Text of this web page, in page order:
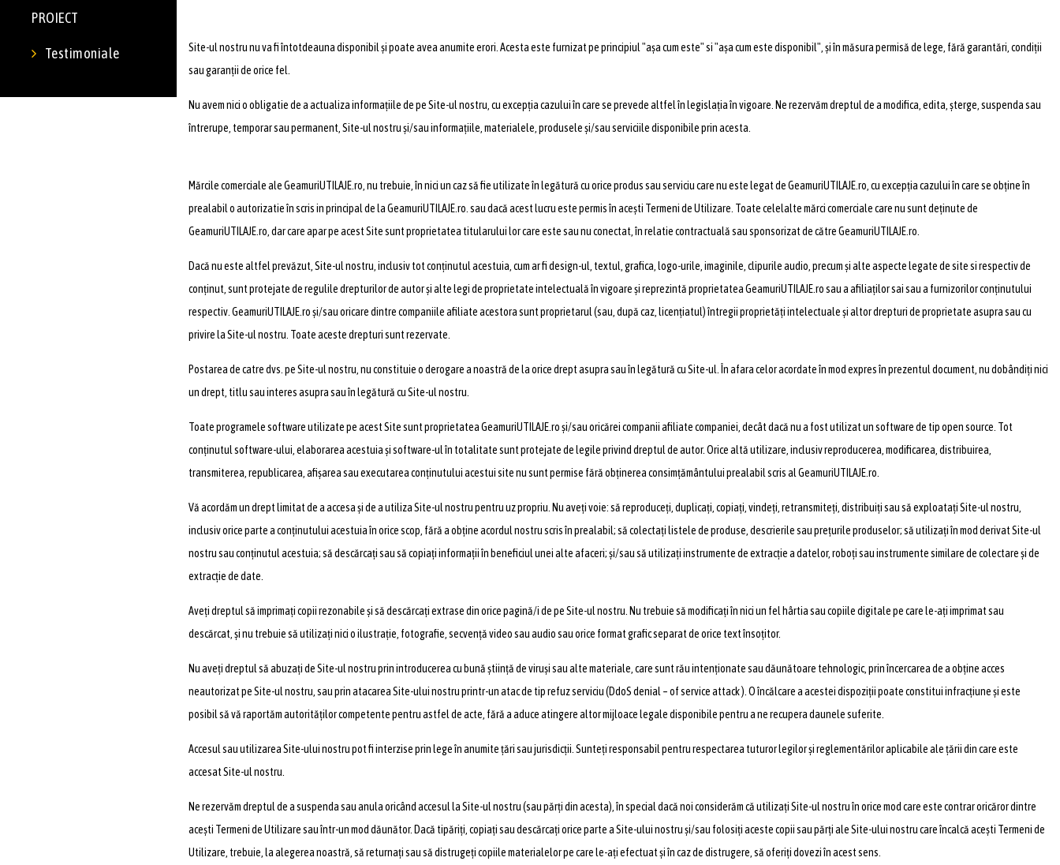
PROIECT
Testimoniale
Site-ul nostru nu va fi întotdeauna disponibil și poate avea anumite erori. Acesta este furnizat pe principiul "așa cum este" si "așa cum este disponibil", și în măsura permisă de lege, fără garantări, condiții
sau garanții de orice fel.
Nu avem nici o obligatie de a actualiza informațiile de pe Site-ul nostru, cu excepția cazului în care se prevede altfel în legislația în vigoare. Ne rezervăm dreptul de a modifica, edita, șterge, suspenda sau
întrerupe, temporar sau permanent, Site-ul nostru și/sau informațiile, materialele, produsele și/sau serviciile disponibile prin acesta.
Mărcile comerciale ale GeamuriUTILAJE.ro, nu trebuie, în nici un caz să fie utilizate în legătură cu orice produs sau serviciu care nu este legat de GeamuriUTILAJE.ro, cu excepția cazului în care se obține în
prealabil o autorizatie în scris in principal de la GeamuriUTILAJE.ro. sau dacă acest lucru este permis în acești Termeni de Utilizare. Toate celelalte mărci comerciale care nu sunt deținute de
GeamuriUTILAJE.ro, dar care apar pe acest Site sunt proprietatea titularului lor care este sau nu conectat, în relatie contractuală sau sponsorizat de către GeamuriUTILAJE.ro.
Dacă nu este altfel prevăzut, Site-ul nostru, inclusiv tot conținutul acestuia, cum ar fi design-ul, textul, grafica, logo-urile, imaginile, clipurile audio, precum și alte aspecte legate de site si respectiv de
conținut, sunt protejate de regulile drepturilor de autor și alte legi de proprietate intelectuală în vigoare și reprezintă proprietatea GeamuriUTILAJE.ro sau a afiliaților sai sau a furnizorilor conținutului
respectiv. GeamuriUTILAJE.ro și/sau oricare dintre companiile afiliate acestora sunt proprietarul (sau, după caz, licențiatul) întregii proprietăți intelectuale și altor drepturi de proprietate asupra sau cu
privire la Site-ul nostru. Toate aceste drepturi sunt rezervate.
Postarea de catre dvs. pe Site-ul nostru, nu constituie o derogare a noastră de la orice drept asupra sau în legătură cu Site-ul. În afara celor acordate în mod expres în prezentul document, nu dobândiți nici
un drept, titlu sau interes asupra sau în legătură cu Site-ul nostru.
Toate programele software utilizate pe acest Site sunt proprietatea GeamuriUTILAJE.ro și/sau oricărei companii afiliate companiei, decât dacă nu a fost utilizat un software de tip open source. Tot
conținutul software-ului, elaborarea acestuia și software-ul în totalitate sunt protejate de legile privind dreptul de autor. Orice altă utilizare, inclusiv reproducerea, modificarea, distribuirea,
transmiterea, republicarea, afișarea sau executarea conținutului acestui site nu sunt permise fără obținerea consimțământului prealabil scris al GeamuriUTILAJE.ro.
Vă acordăm un drept limitat de a accesa și de a utiliza Site-ul nostru pentru uz propriu. Nu aveți voie: să reproduceți, duplicați, copiați, vindeți, retransmiteți, distribuiți sau să exploatați Site-ul nostru,
inclusiv orice parte a conținutului acestuia în orice scop, fără a obține acordul nostru scris în prealabil; să colectați listele de produse, descrierile sau prețurile produselor; să utilizați în mod derivat Site-ul
nostru sau conținutul acestuia; să descărcați sau să copiați informații în beneficiul unei alte afaceri; și/sau să utilizați instrumente de extracție a datelor, roboți sau instrumente similare de colectare și de
extracție de date.
Aveți dreptul să imprimați copii rezonabile și să descărcați extrase din orice pagină/i de pe Site-ul nostru. Nu trebuie să modificați în nici un fel hârtia sau copiile digitale pe care le-ați imprimat sau
descărcat, și nu trebuie să utilizați nici o ilustrație, fotografie, secvență video sau audio sau orice format grafic separat de orice text însoțitor.
Nu aveți dreptul să abuzați de Site-ul nostru prin introducerea cu bună știință de viruși sau alte materiale, care sunt rău intenționate sau dăunătoare tehnologic, prin încercarea de a obține acces
neautorizat pe Site-ul nostru, sau prin atacarea Site-ului nostru printr-un atac de tip refuz serviciu (DdoS denial – of service attack ). O încălcare a acestei dispoziții poate constitui infracțiune și este
posibil să vă raportăm autorităților competente pentru astfel de acte, fără a aduce atingere altor mijloace legale disponibile pentru a ne recupera daunele suferite.
Accesul sau utilizarea Site-ului nostru pot fi interzise prin lege în anumite țări sau jurisdicții. Sunteți responsabil pentru respectarea tuturor legilor și reglementărilor aplicabile ale țării din care este
accesat Site-ul nostru.
Ne rezervăm dreptul de a suspenda sau anula oricând accesul la Site-ul nostru (sau părți din acesta), în special dacă noi considerăm că utilizați Site-ul nostru în orice mod care este contrar oricăror dintre
acești Termeni de Utilizare sau într-un mod dăunător. Dacă tipăriți, copiați sau descărcați orice parte a Site-ului nostru și/sau folosiți aceste copii sau părți ale Site-ului nostru care încalcă acești Termeni de
Utilizare, trebuie, la alegerea noastră, să returnați sau să distrugeți copiile materialelor pe care le-ați efectuat și în caz de distrugere, să oferiți dovezi în acest sens.